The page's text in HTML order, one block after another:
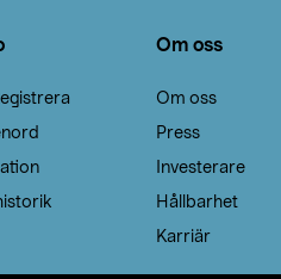
Om oss
Om oss
Press
Investerare
Hållbarhet
Karriär